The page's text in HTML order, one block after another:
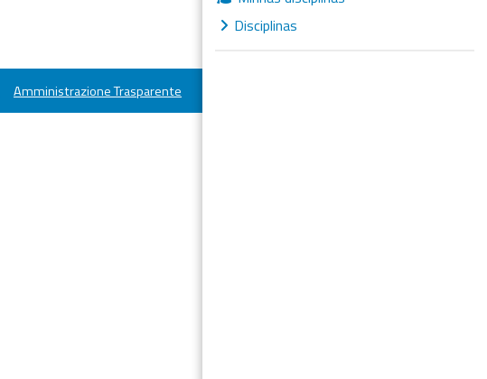
Disciplinas
Amministrazione Trasparente